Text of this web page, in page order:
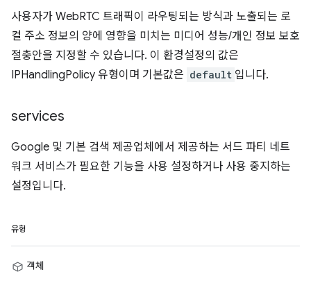
사용자가 WebRTC 트래픽이 라우팅되는 방식과 노출되는 로
컬 주소 정보의 양에 영향을 미치는 미디어 성능/개인 정보 보호
절충안을 지정할 수 있습니다. 이 환경설정의 값은
IPHandlingPolicy 유형이며 기본값은 default 입니다.
services
Google 및 기본 검색 제공업체에서 제공하는 서드 파티 네트
워크 서비스가 필요한 기능을 사용 설정하거나 사용 중지하는
설정입니다.
유형
객체